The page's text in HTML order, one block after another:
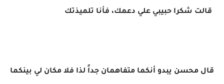
قالت شكرا حبيبي علي دعمك، فأنا تلميذتك
قال محسن يبدو أنكما متفاهمان جداً لذا فلا مكان لي بينكما